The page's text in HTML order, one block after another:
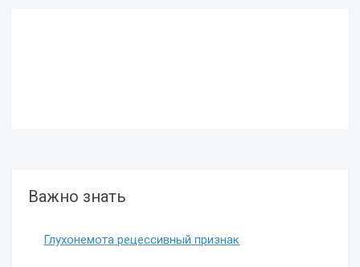
Важно знать
Глухонемота рецессивный признак